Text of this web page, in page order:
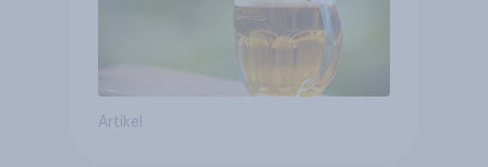
Artikel